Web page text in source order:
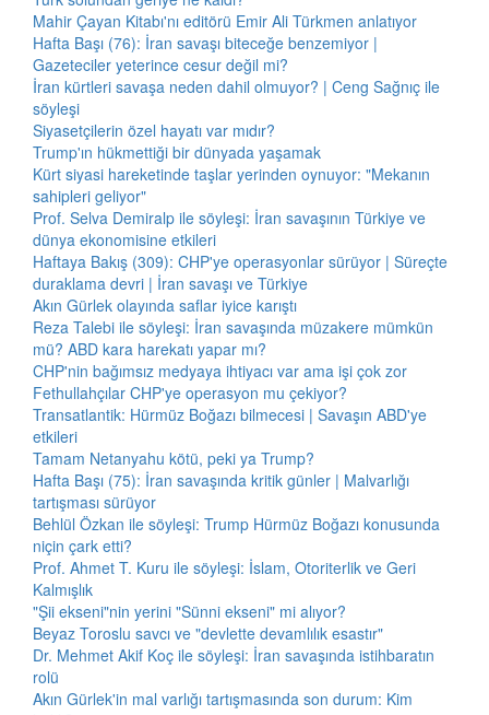
Mahir Çayan Kitabı'nı editörü Emir Ali Türkmen anlatıyor
Hafta Başı (76): İran savaşı biteceğe benzemiyor |
Gazeteciler yeterince cesur değil mi?
İran kürtleri savaşa neden dahil olmuyor? | Ceng Sağnıç ile
söyleşi
Siyasetçilerin özel hayatı var mıdır?
Trump'ın hükmettiği bir dünyada yaşamak
Kürt siyasi hareketinde taşlar yerinden oynuyor: "Mekanın
sahipleri geliyor"
Prof. Selva Demiralp ile söyleşi: İran savaşının Türkiye ve
dünya ekonomisine etkileri
Haftaya Bakış (309): CHP'ye operasyonlar sürüyor | Süreçte
duraklama devri | İran savaşı ve Türkiye
Akın Gürlek olayında saflar iyice karıştı
Reza Talebi ile söyleşi: İran savaşında müzakere mümkün
mü? ABD kara harekatı yapar mı?
CHP'nin bağımsız medyaya ihtiyacı var ama işi çok zor
Fethullahçılar CHP'ye operasyon mu çekiyor?
Transatlantik: Hürmüz Boğazı bilmecesi | Savaşın ABD'ye
etkileri
Tamam Netanyahu kötü, peki ya Trump?
Hafta Başı (75): İran savaşında kritik günler | Malvarlığı
tartışması sürüyor
Behlül Özkan ile söyleşi: Trump Hürmüz Boğazı konusunda
niçin çark etti?
Prof. Ahmet T. Kuru ile söyleşi: İslam, Otoriterlik ve Geri
Kalmışlık
"Şii ekseni"nin yerini "Sünni ekseni" mi alıyor?
Beyaz Toroslu savcı ve "devlette devamlılık esastır"
Dr. Mehmet Akif Koç ile söyleşi: İran savaşında istihbaratın
rolü
Akın Gürlek'in mal varlığı tartışmasında son durum: Kim